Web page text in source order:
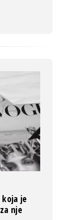
je
nje